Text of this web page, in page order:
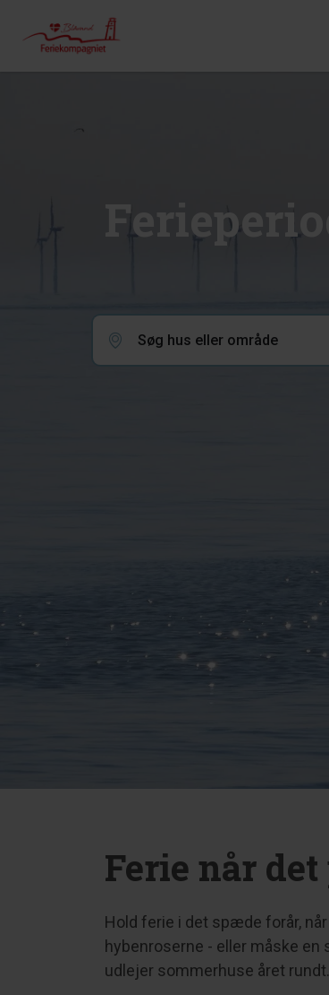
Søg hus eller område
Ferie når
Hold ferie i det spæde forår,
hybenroserne - eller måske
udlejer sommerhuse året rundt.